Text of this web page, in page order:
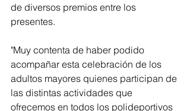
de diversos premios entre los
presentes.
"Muy contenta de haber podido
acompañar esta celebración de los
adultos mayores quienes participan de
las distintas actividades que
ofrecemos en todos los polideportivos